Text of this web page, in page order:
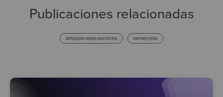
Publicaciones relacionadas
amazon-web-services serverless